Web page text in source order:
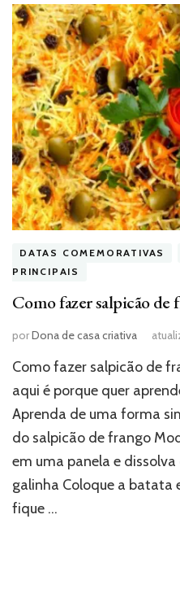
DATAS COMEMORATIVAS
PRINCIPAIS
Como fazer salpicão de
porDona de casa criativa
Como fazer salpicão de
aqui é porque quer
Aprenda de uma forma
do salpicão de frango
em uma panela e
galinha Coloque a batata
fique …